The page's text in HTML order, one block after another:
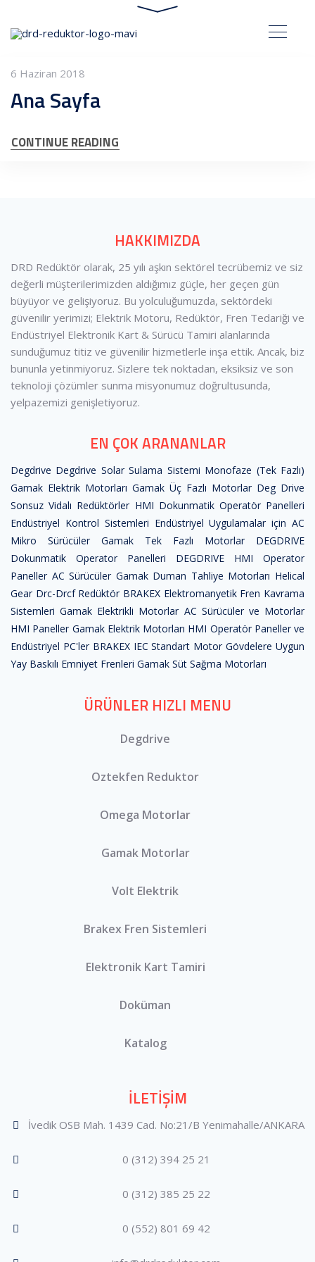
6 Haziran 2018
Ana Sayfa
CONTINUE READING
HAKKIMIZDA
DRD Redüktör olarak, 25 yılı aşkın sektörel tecrübemiz ve siz
değerli müşterilerimizden aldığımız güçle, her geçen gün
büyüyor ve gelişiyoruz. Bu yolculuğumuzda, sektördeki
güvenilir yerimizi; Elektrik Motoru, Redüktör, Fren Tedariği ve
Endüstriyel Elektronik Kart & Sürücü Tamiri alanlarında
sunduğumuz titiz ve güvenilir hizmetlerle inşa ettik. Ancak, biz
bununla yetinmiyoruz. Sizlere tek noktadan, eksiksiz ve son
teknoloji çözümler sunma misyonumuz doğrultusunda,
yelpazemizi genişletiyoruz.
EN ÇOK ARANANLAR
Degdrive Degdrive Solar Sulama Sistemi Monofaze (Tek Fazlı)
Gamak Elektrik Motorları Gamak Üç Fazlı Motorlar Deg Drive
Sonsuz Vidalı Redüktörler HMI Dokunmatik Operatör Panelleri
Endüstriyel Kontrol Sistemleri Endüstriyel Uygulamalar için AC
Mikro Sürücüler
Gamak Tek Fazlı Motorlar
DEGDRIVE
Dokunmatik Operator Panelleri
DEGDRIVE HMI Operator
Paneller AC Sürücüler Gamak Duman Tahliye Motorları Helical
Gear Drc-Drcf Redüktör BRAKEX Elektromanyetik Fren Kavrama
Sistemleri Gamak Elektrikli Motorlar AC Sürücüler ve Motorlar
HMI Paneller Gamak Elektrik Motorları HMI Operatör Paneller ve
Endüstriyel PC'ler BRAKEX IEC Standart Motor Gövdelere Uygun
Yay Baskılı Emniyet Frenleri Gamak Süt Sağma Motorları
ÜRÜNLER HIZLI MENU
Degdrive
Oztekfen Reduktor
Omega Motorlar
Gamak Motorlar
Volt Elektrik
Brakex Fren Sistemleri
Elektronik Kart Tamiri
Doküman
Katalog
İLETİŞİM
İvedik OSB Mah. 1439 Cad. No:21/B Yenimahalle/ANKARA
0 (312) 394 25 21
0 (312) 385 25 22
0 (552) 801 69 42